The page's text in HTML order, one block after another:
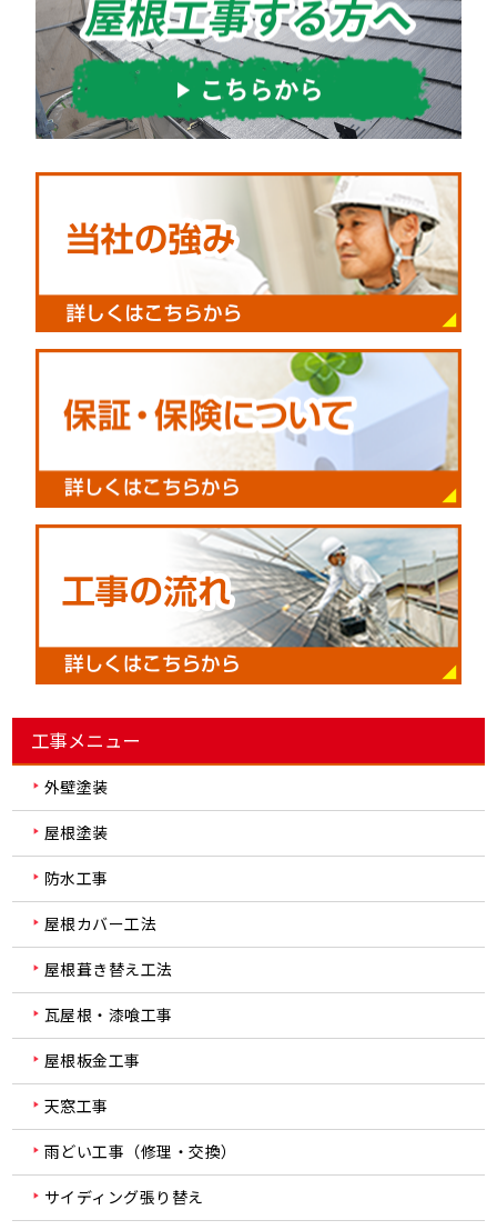
工事メニュー
外壁塗装
屋根塗装
防水工事
屋根カバー工法
屋根葺き替え工法
瓦屋根・漆喰工事
屋根板金工事
天窓工事
雨どい工事（修理・交換）
サイディング張り替え